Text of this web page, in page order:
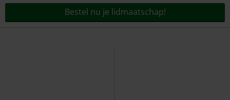
Bestel nu je lidmaatschap!